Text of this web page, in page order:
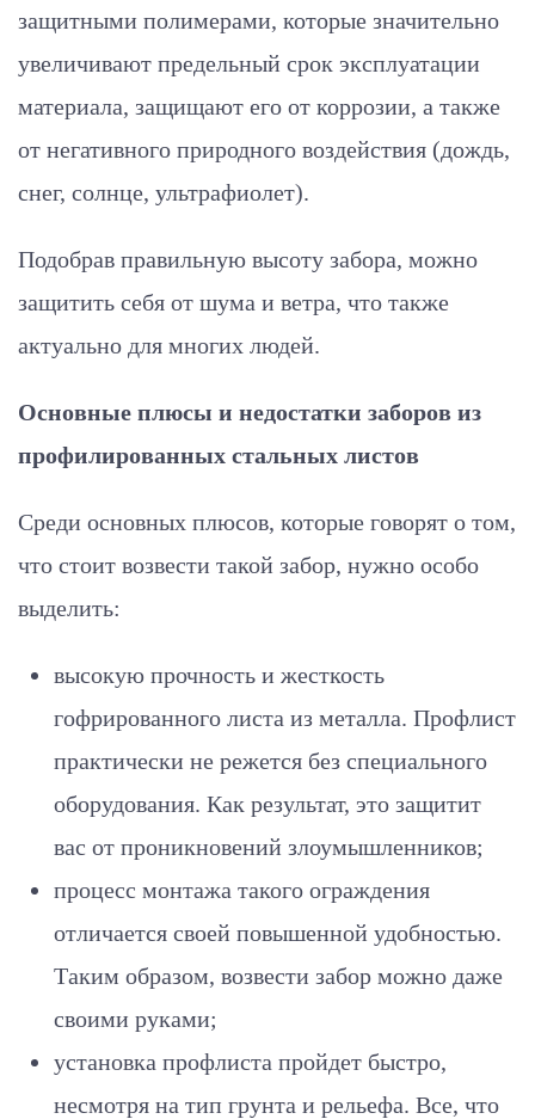
защитными полимерами, которые значительно
увеличивают предельный срок эксплуатации
материала, защищают его от коррозии, а также
от негативного природного воздействия (дождь,
снег, солнце, ультрафиолет).
Подобрав правильную высоту забора, можно
защитить себя от шума и ветра, что также
актуально для многих людей.
Основные плюсы и недостатки заборов из
профилированных стальных листов
Среди основных плюсов, которые говорят о том,
что стоит возвести такой забор, нужно особо
выделить:
высокую прочность и жесткость
гофрированного листа из металла. Профлист
практически не режется без специального
оборудования. Как результат, это защитит
вас от проникновений злоумышленников;
процесс монтажа такого ограждения
отличается своей повышенной удобностью.
Таким образом, возвести забор можно даже
своими руками;
установка профлиста пройдет быстро,
несмотря на тип грунта и рельефа. Все, что